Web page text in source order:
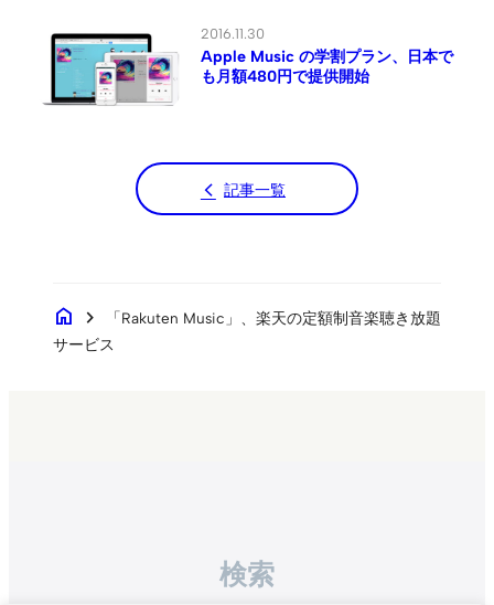
2016.11.30
Apple Music の学割プラン、日本で
も月額480円で提供開始
記事一覧
home chevron_right
「Rakuten Music」、楽天の定額制音楽聴き放題
サービス
検索